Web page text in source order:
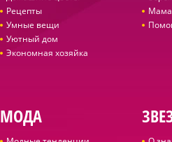
Рецепты
Умные вещи
Уютный дом
Экономная хозяйка
МОДА